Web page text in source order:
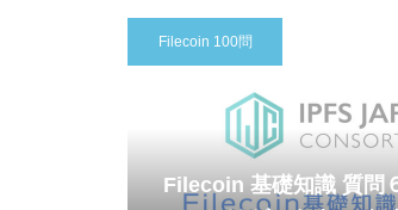
Filecoin 100問
Filecoin 基礎知識 質問